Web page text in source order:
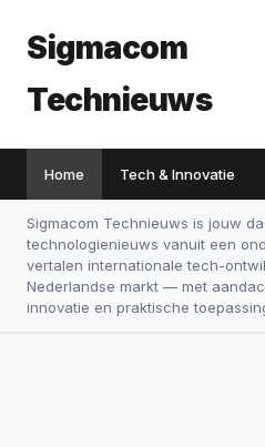
Sigmacom
Technieuws
Home Tech & Innovatie
Sigmacom Technieuws is jouw
technologienieuws vanuit een
vertalen internationale tech-
Nederlandse markt — met
innovatie en praktische